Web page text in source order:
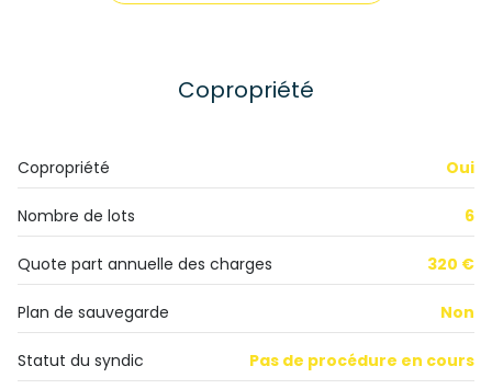
Chauffage individuel : convecteur (electrique)
1 niveau(x)
3 étage(s)
vue montagnes
Copropriété
Copropriété Oui
Nombre de lots 6
Quote part annuelle des charges 320 €
Plan de sauvegarde Non
Statut du syndic Pas de procédure en cours